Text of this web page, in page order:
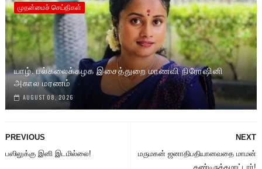
முதன்மைச் செய்திகள்
யாழ். பல்கலைக்கழக இசைத்துறை மாணவி நிரோஷினி
அகால மரணம்
AUGUST 08, 2026
NEXT
மருமகன் ஜனாதிபதியானவதை மாமன்
கண்டிருக்கமாட்டார்!
PREVIOUS
பஸிலுக்கு இனி இடமில்லை!